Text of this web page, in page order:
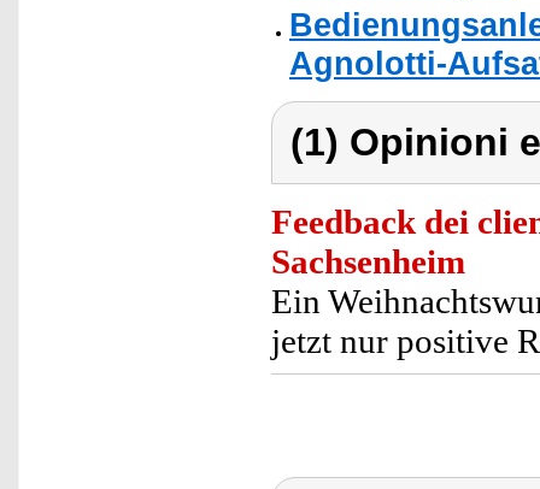
Agnolotti-
(1) Opinioni
Feedback dei
Sachsenheim
Ein
jetzt nur positive